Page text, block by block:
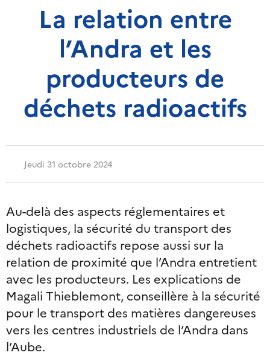
La relation entre
l’Andra et les
producteurs de
déchets radioactifs
Jeudi 31 octobre 2024
Au-delà des aspects réglementaires et
logistiques, la sécurité du transport des
déchets radioactifs repose aussi sur la
relation de proximité que l’Andra entretient
avec les producteurs. Les explications de
Magali Thieblemont, conseillère à la sécurité
pour le transport des matières dangereuses
vers les centres industriels de l’Andra dans
l’Aube.